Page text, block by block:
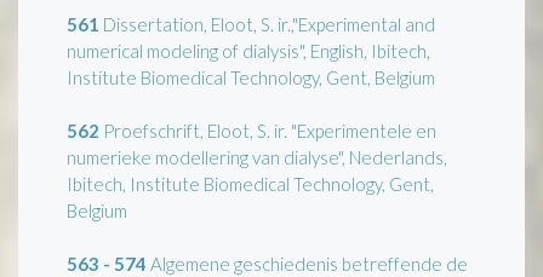
561 Dissertation, Eloot, S. ir.,"Experimental and
numerical modeling of dialysis", English, Ibitech,
Institute Biomedical Technology, Gent, Belgium
562 Proefschrift, Eloot, S. ir. "Experimentele en
numerieke modellering van dialyse", Nederlands,
Ibitech, Institute Biomedical Technology, Gent,
Belgium
563 - 574 Algemene geschiedenis betreffende de